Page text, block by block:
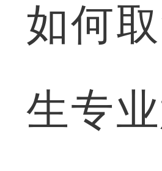
如何
生专